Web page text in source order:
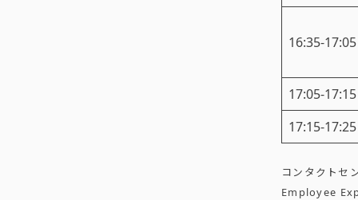
16:35-17:05
17:05-17:15
17:15-17:25
コンタクトセ
Employee